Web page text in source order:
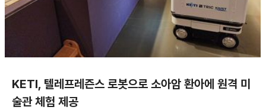
KETI, 텔레프레즌스 로봇으로 소아암 환아에 원격 미
술관 체험 제공